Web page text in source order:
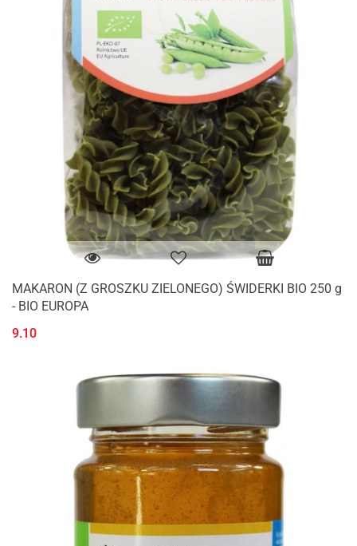
MAKARON (Z GROSZKU ZIELONEGO) ŚWIDERKI BIO 250 g
- BIO EUROPA
9.10